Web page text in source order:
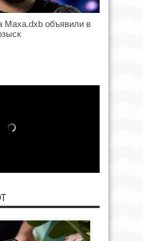
Маха.dxb объявили в